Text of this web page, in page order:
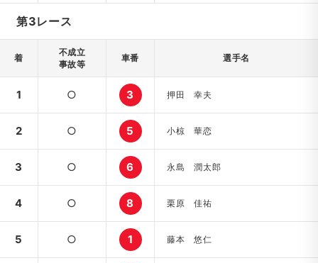
第3レース
着
不成立
事故等
車番 選手名
1 ○ 3 押田 幸夫
2 ○ 5 小椋 華恋
3 ○ 6 永島 潤太郎
4 ○ 8 栗原 佳祐
5 ○ 1 藤本 悠仁